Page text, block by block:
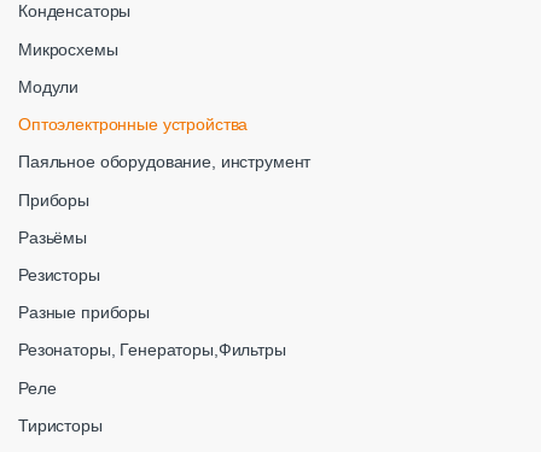
Конденсаторы
Микросхемы
Модули
Оптоэлектронные устройства
Паяльное оборудование, инструмент
Приборы
Разьёмы
Резисторы
Разные приборы
Резонаторы, Генераторы,Фильтры
Реле
Тиристоры